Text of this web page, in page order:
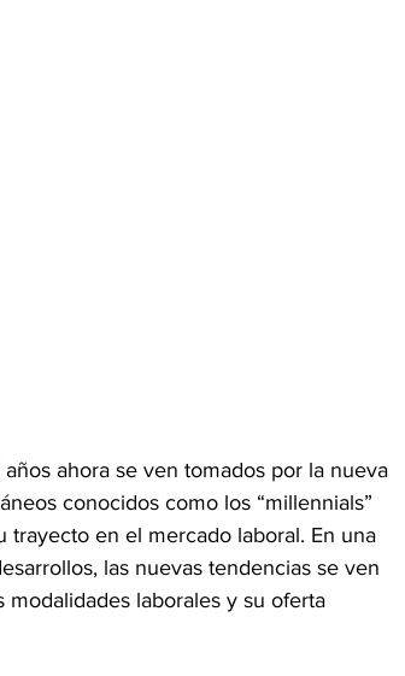
ahora se ven tomados por la nueva
conocidos como los “millennials”
en el mercado laboral. En una
las nuevas tendencias se ven
laborales y su oferta